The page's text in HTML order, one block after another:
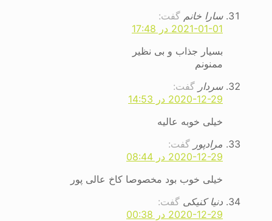
سارا خانم گفت:
2021-01-01 در 17:48
بسیار جذاب و بی نظیر
ممنونم
سردار گفت:
2020-12-29 در 14:53
خیلی خوبه عالیه
مرادپور گفت:
2020-12-29 در 08:44
خیلی خوب بود مخصوصا کاخ عالی پور
دنیا کنیکی گفت:
2020-12-29 در 00:38